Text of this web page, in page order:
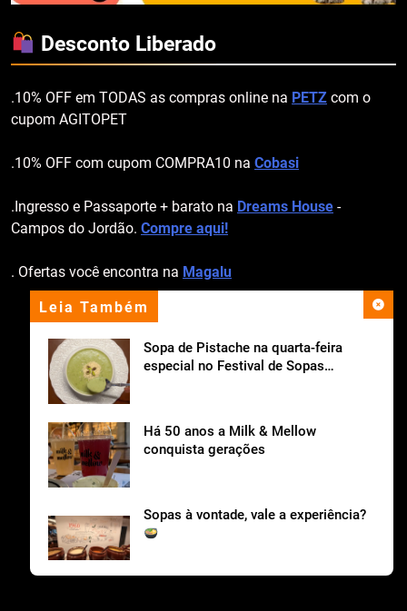
Leia Também
Sopa de Pistache na quarta-feira
especial no Festival de Sopas
Há 50 anos a Milk & Mellow
conquista gerações
Sopas à vontade, vale a experiência?
Desconto Liberado
.10% OFF em TODAS as compras online na PETZ com o
cupom AGITOPET
.10% OFF com cupom COMPRA10 na Cobasi
.Ingresso e Passaporte + barato na Dreams House -
Campos do Jordão. Compre aqui!
. Ofertas você encontra na Magalu
apoio institucional